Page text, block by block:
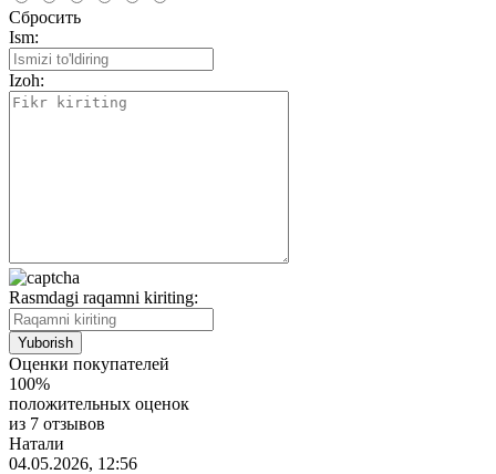
Сбросить
Ism:
Izoh:
Rasmdagi raqamni kiriting:
Оценки покупателей
100%
положительных оценок
из 7 отзывов
Натали
04.05.2026, 12:56